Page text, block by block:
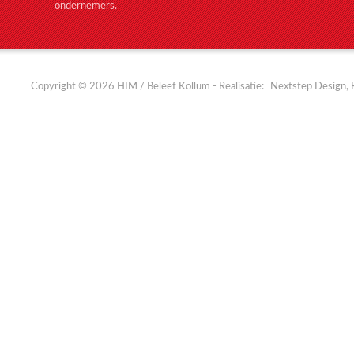
ondernemers.
Copyright © 2026 HIM / Beleef Kollum - Realisatie: Nextstep Design,